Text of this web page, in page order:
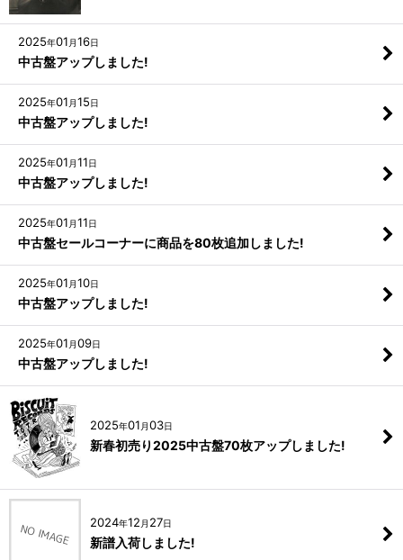
2025年01 月16日
中古盤アップしました!
2025年01 月15日
中古盤アップしました!
2025年01 月11日
中古盤アップしました!
2025年01 月11日
中古盤セールコーナーに商品を80枚追加しました!
2025年01 月10日
中古盤アップしました!
2025年01 月09日
中古盤アップしました!
2025年01 月03日
新春初売り2025中古盤70枚アップしました!
2024年12 月 27日
新譜入荷しました!